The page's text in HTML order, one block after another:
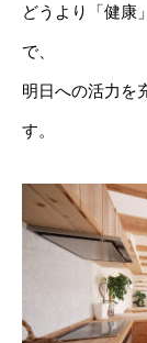
どうより「健康
で、
明日への活力を
す。